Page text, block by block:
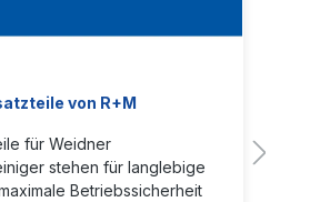
von R+M
für Weidner
stehen für langlebige
Betriebssicherheit